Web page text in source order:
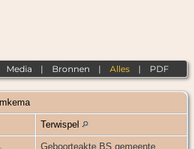
Media | Bronnen |Alles | PDF
Terwispel
Geboorteakte BS gemeente